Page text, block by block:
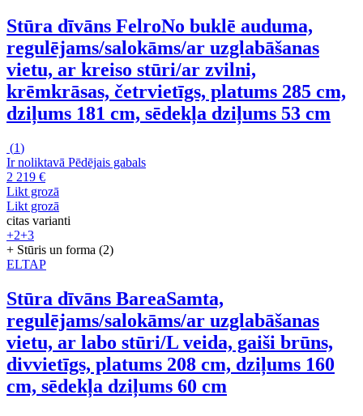
Stūra dīvāns FelroNo buklē auduma,
regulējams/salokāms/ar uzglabāšanas
vietu, ar kreiso stūri/ar zvilni,
krēmkrāsas, četrvietīgs, platums 285 cm,
dziļums 181 cm, sēdekļa dziļums 53 cm
(1)
Ir noliktavā Pēdējais gabals
2 219 €
Likt grozā
Likt grozā
citas varianti
+2+3
+ Stūris un forma (2)
ELTAP
Stūra dīvāns BareaSamta,
regulējams/salokāms/ar uzglabāšanas
vietu, ar labo stūri/L veida, gaiši brūns,
divvietīgs, platums 208 cm, dziļums 160
cm, sēdekļa dziļums 60 cm